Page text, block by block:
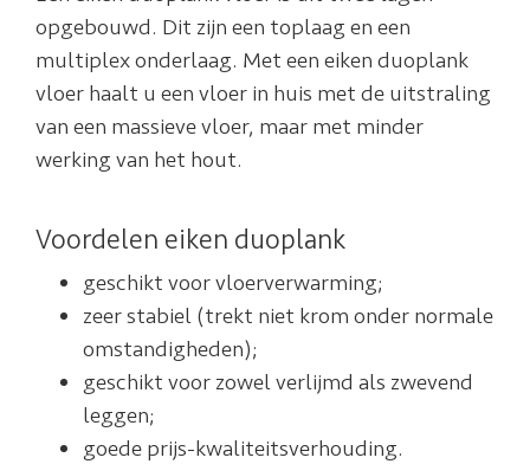
opgebouwd. Dit zijn een toplaag en een
multiplex onderlaag. Met een eiken duoplank
vloer haalt u een vloer in huis met de uitstraling
van een massieve vloer, maar met minder
werking van het hout.
Voordelen eiken duoplank
geschikt voor vloerverwarming;
zeer stabiel (trekt niet krom onder normale
omstandigheden);
geschikt voor zowel verlijmd als zwevend
leggen;
goede prijs-kwaliteitsverhouding.